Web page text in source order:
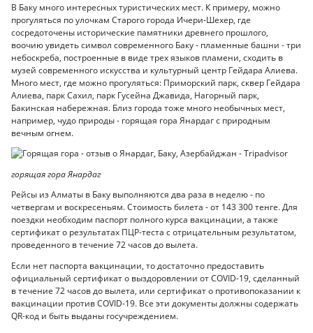
В Баку много интересных туристических мест. К примеру, можно
прогуляться по улочкам Старого города Ичери-Шехер, где
сосредоточены исторические памятники древнего прошлого,
воочию увидеть символ современного Баку - пламенные башни - три
небоскреба, построенные в виде трех языков пламени, сходить в
музей современного искусства и культурный центр Гейдара Алиева.
Много мест, где можно прогуляться: Приморский парк, сквер Гейдара
Алиева, парк Сахил, парк Гусейна Джавида, Нагорный парк,
Бакинская набережная. Близ города тоже много необычных мест,
например, чудо природы - горящая гора Янардаг с природным
вечным огнем.
горящая гора Янардаг
Рейсы из Алматы в Баку выполняются два раза в неделю - по
четвергам и воскресеньям. Стоимость билета - от 143 300 тенге. Для
поездки необходим паспорт полного курса вакцинации, а также
сертификат о результатах ПЦР-теста с отрицательным результатом,
проведенного в течение 72 часов до вылета.
Если нет паспорта вакцинации, то достаточно предоставить
официальный сертификат о выздоровлении от COVID-19, сделанный
в течение 72 часов до вылета, или сертификат о противопоказании к
вакцинации против COVID-19. Все эти документы должны содержать
QR-код и быть выданы госучреждением.